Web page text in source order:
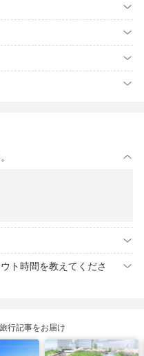
ト時間を教えてくださ
行記事をお届け